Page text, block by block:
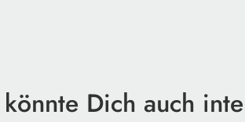
könnte Dich auch